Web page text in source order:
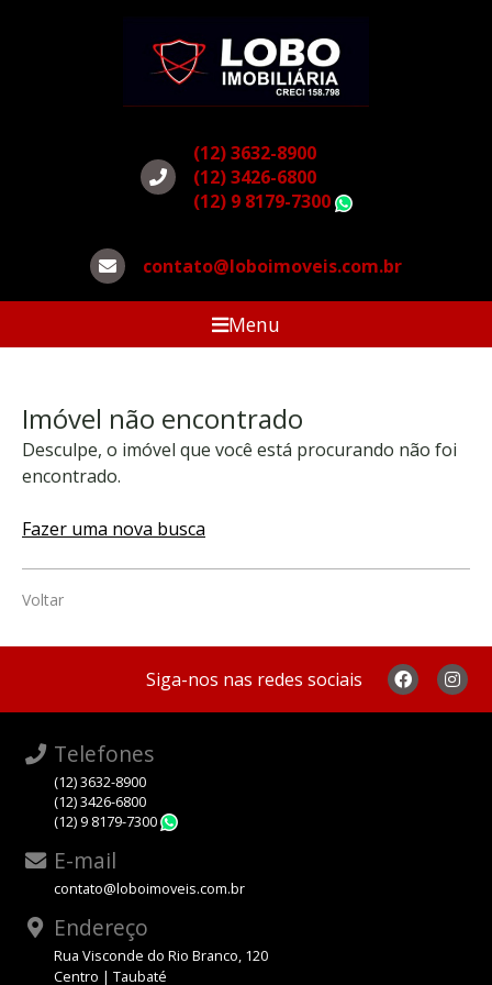
(12) 3632-8900
(12) 3426-6800
(12) 9 8179-7300
contato@loboimoveis.com.br
Menu
Imóvel não encontrado
Desculpe, o imóvel que você está procurando não foi
encontrado.
Fazer uma nova busca
Voltar
Siga-nos nas redes sociais
Telefones
(12) 3632-8900
(12) 3426-6800
(12) 9 8179-7300
E-mail
contato@loboimoveis.com.br
Endereço
Rua Visconde do Rio Branco, 120
Centro | Taubaté